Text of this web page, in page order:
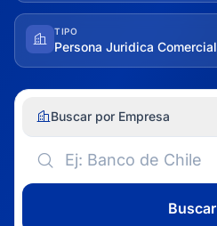
TIPO
Persona Juridica Comercial
Buscar por Empresa
Buscar